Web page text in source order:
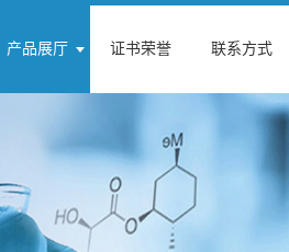
产品展厅 证书荣誉 联系方式